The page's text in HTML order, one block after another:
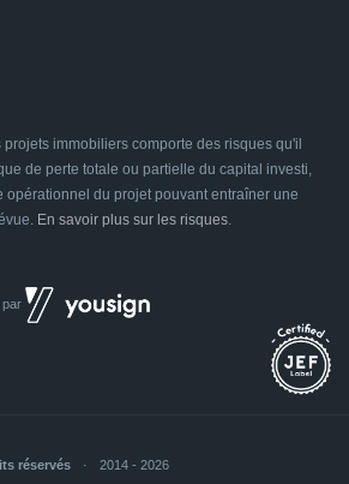
immobiliers comporte des risques qu'il
de perte totale ou partielle du capital investi,
opérationnel du projet pouvant entraîner une
En savoir plus sur les risques.
par
réservés 2014 - 2026